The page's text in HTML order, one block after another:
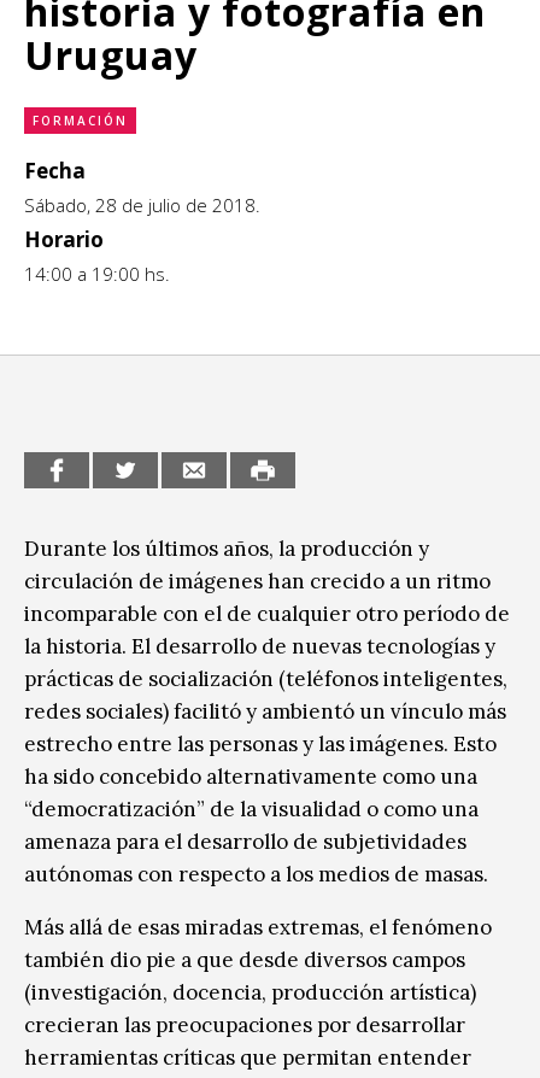
CCE en el interior/libros
Espacio itinerante de lectura infantil
Exposiciones
Formación
Género y Diversidad
Infantil y Juvenil
Letras
historia y fotografía en
Uruguay
FORMACIÓN
Fecha
Sábado, 28 de julio de 2018.
Horario
14:00 a 19:00 hs.
Durante los últimos años, la producción y
circulación de imágenes han crecido a un ritmo
incomparable con el de cualquier otro período de
la historia. El desarrollo de nuevas tecnologías y
prácticas de socialización (teléfonos inteligentes,
redes sociales) facilitó y ambientó un vínculo más
estrecho entre las personas y las imágenes. Esto
ha sido concebido alternativamente como una
“democratización” de la visualidad o como una
amenaza para el desarrollo de subjetividades
autónomas con respecto a los medios de masas.
Más allá de esas miradas extremas, el fenómeno
también dio pie a que desde diversos campos
(investigación, docencia, producción artística)
crecieran las preocupaciones por desarrollar
herramientas críticas que permitan entender